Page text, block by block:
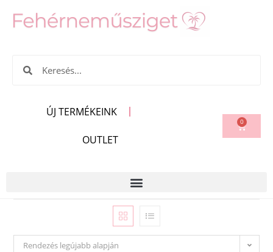
ÚJ TERMÉKEINK
OUTLET
0
Rendezés legújabb alapján